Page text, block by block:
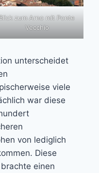
zum Arno mit Ponte
Vecchio
unterscheidet
viele
war diese
von lediglich
Diese
einen